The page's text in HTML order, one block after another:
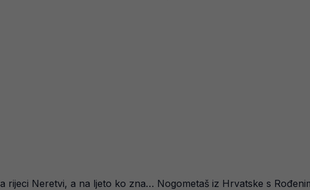
rijeci Neretvi, a na ljeto ko zna… Nogometaš iz Hrvatske s